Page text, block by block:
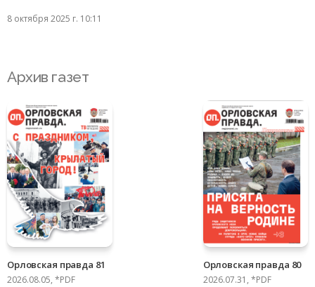
8 октября 2025 г. 10:11
Архив газет
Орловская правда 81
2026.08.05, *PDF
Орловская правда 80
2026.07.31, *PDF